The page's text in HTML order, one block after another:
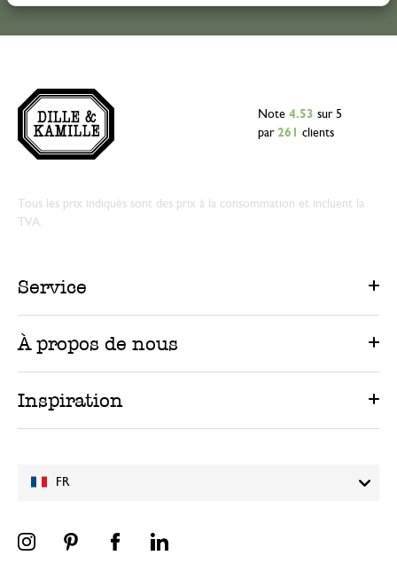
FR
Note 4.53 sur 5
par 261 clients
Tous les prix indiqués sont des prix à la consommation et incluent la
TVA.
Service
À propos de nous
Inspiration